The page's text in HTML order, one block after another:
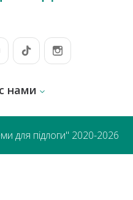
нами
для підлоги" 2020-2026